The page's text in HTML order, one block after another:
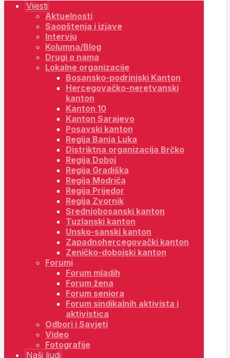
Vijesti
Aktuelnosti
Saopštenja i izjave
Intervju
Kolumna/Blog
Drugi o nama
Lokalne organizacije
Bosansko-podrinjski Kanton
Hercegovačko-neretvanski
kanton
Kanton 10
Kanton Sarajevo
Posavski kanton
Regija Banja Luka
Distriktna organizacija Brčko
Regija Doboj
Regija Gradiška
Regija Modriča
Regija Prijedor
Regija Zvornik
Srednjobosanski kanton
Tuzlanski kanton
Unsko-sanski kanton
Zapadnohercegovački kanton
Zeničko-dobojski kanton
Forumi
Forum mladih
Forum žena
Forum seniora
Forum sindikalnih aktivista i
aktivistica
Odbori i Savjeti
Video
Fotografije
Naši ljudi